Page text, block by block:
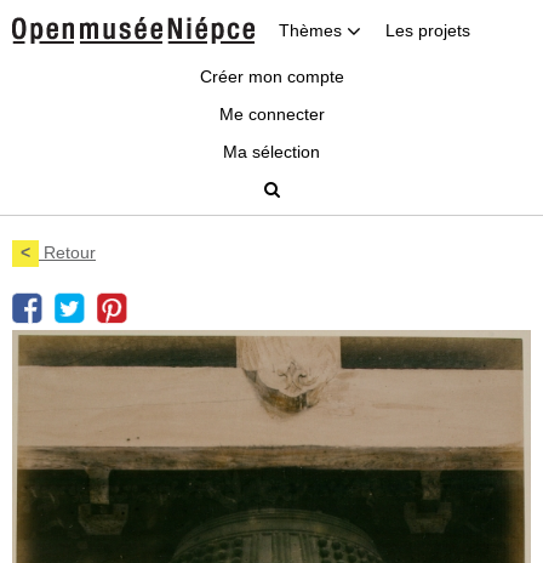
Thèmes Les projets
Créer mon compte
Me connecter
Ma sélection
< Retour